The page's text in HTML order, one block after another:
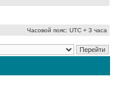
Часовой пояс: UTC + 3 часа